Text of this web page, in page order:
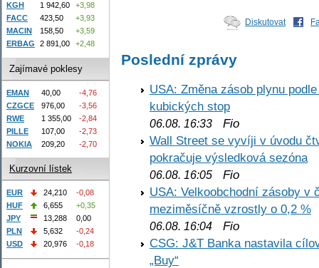
Diskutovat
Poslední zprávy
USA: Změna zásob plynu
kubických stop
06.08. 16:33 Fio
Wall Street se vyvíji v úvodu
pokračuje výsledková sezóna
06.08. 16:05 Fio
USA: Velkoobchodní zásoby v
meziměsíčně vzrostly o 0,2 %
06.08. 16:04 Fio
CSG: J&T Banka nastavila
„Buy“
KGH
1 942,60
+3,98
FACC
423,50
+3,93
MACIN
158,50
+3,59
ERBAG
2 891,00 +2,48
Zajímavé poklesy
EMAN 40,00
-4,76
CZGCE
976,00
-3,56
RWE
1 355,00
-2,84
PILLE
107,00
-2,73
NOKIA
209,20 -2,70
Kurzovní lístek
EUR 24,210
-0,08
HUF
6,655
+0,35
JPY
13,288
0,00
PLN
5,632
-0,24
USD
20,976 -0,18